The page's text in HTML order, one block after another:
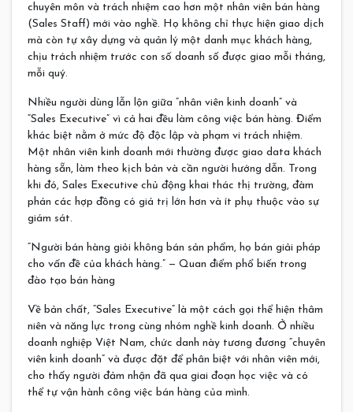
chuyên môn và trách nhiệm cao hơn một nhân viên bán hàng
(Sales Staff) mới vào nghề. Họ không chỉ thực hiện giao dịch
mà còn tự xây dựng và quản lý một danh mục khách hàng,
chịu trách nhiệm trước con số doanh số được giao mỗi tháng,
mỗi quý.
Nhiều người dùng lẫn lộn giữa “nhân viên kinh doanh” và
“Sales Executive” vì cả hai đều làm công việc bán hàng. Điểm
khác biệt nằm ở mức độ độc lập và phạm vi trách nhiệm.
Một nhân viên kinh doanh mới thường được giao data khách
hàng sẵn, làm theo kịch bản và cần người hướng dẫn. Trong
khi đó, Sales Executive chủ động khai thác thị trường, đàm
phán các hợp đồng có giá trị lớn hơn và ít phụ thuộc vào sự
giám sát.
“Người bán hàng giỏi không bán sản phẩm, họ bán giải pháp
cho vấn đề của khách hàng.” — Quan điểm phổ biến trong
đào tạo bán hàng
Về bản chất, “Sales Executive” là một cách gọi thể hiện thâm
niên và năng lực trong cùng nhóm nghề kinh doanh. Ở nhiều
doanh nghiệp Việt Nam, chức danh này tương đương “chuyên
viên kinh doanh” và được đặt để phân biệt với nhân viên mới,
cho thấy người đảm nhận đã qua giai đoạn học việc và có
thể tự vận hành công việc bán hàng của mình.